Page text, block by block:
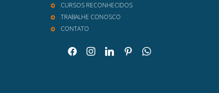
CURSOS RECONHECIDOS
TRABALHE CONOSCO
CONTATO
facebookinstagramlinkedinpinterestwhatsapp